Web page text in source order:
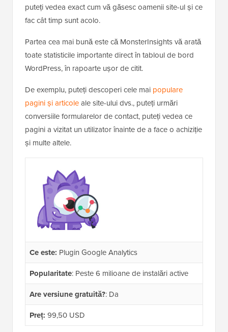
puteți vedea exact cum vă găsesc oamenii site-ul și ce
fac cât timp sunt acolo.
Partea cea mai bună este că MonsterInsights vă arată
toate statisticile importante direct în tabloul de bord
WordPress, în rapoarte ușor de citit.
De exemplu, puteți descoperi cele mai populare
pagini și articoleale site-ului dvs., puteți urmări
conversiile formularelor de contact, puteți vedea ce
pagini a vizitat un utilizator înainte de a face o achiziție
și multe altele.
Ce este: Plugin Google Analytics
Popularitate: Peste 6 milioane de instalări active
Are versiune gratuită?: Da
Preț: 99,50 USD